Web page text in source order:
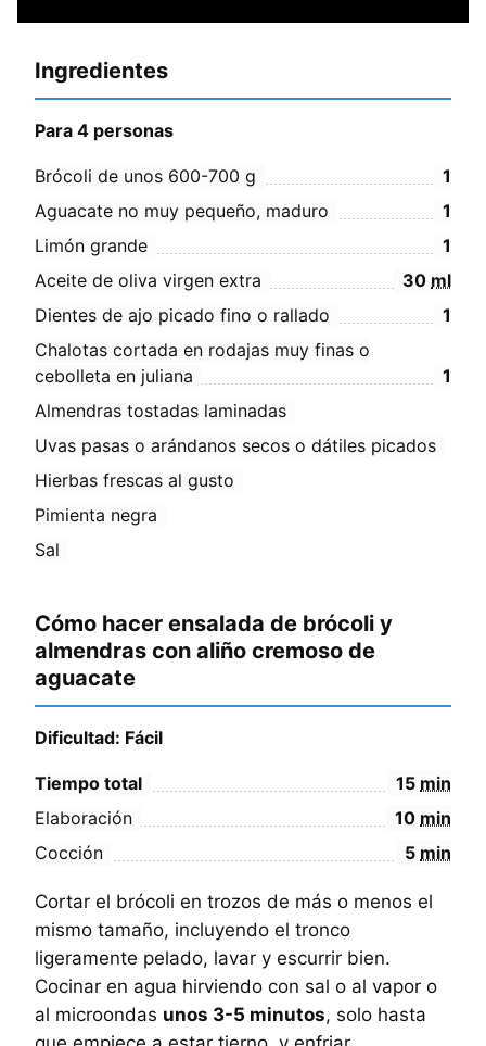
Ingredientes
Para 4 personas
Brócoli de unos 600-700 g
1
Aguacate no muy pequeño, maduro
1
Limón grande
1
Aceite de oliva virgen extra
30 ml
Dientes de ajo picado fino o rallado
1
Chalotas cortada en rodajas muy finas o
cebolleta en juliana
1
Almendras tostadas laminadas
Uvas pasas o arándanos secos o dátiles picados
Hierbas frescas al gusto
Pimienta negra
Sal
Cómo hacer ensalada de brócoli y
almendras con aliño cremoso de
aguacate
Dificultad: Fácil
Tiempo total 15 min
Elaboración
10 min
Cocción
5 min
Cortar el brócoli en trozos de más o menos el
mismo tamaño, incluyendo el tronco
ligeramente pelado, lavar y escurrir bien.
Cocinar en agua hirviendo con sal o al vapor o
al microondas unos 3-5 minutos, solo hasta